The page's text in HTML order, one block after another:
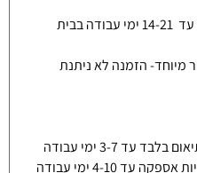
* ארונות אמבטיה בייצור- אספקה עד 14-21 ימי עבודה בבית
מיוחד- הזמנה לא ניתנת
עד 3-7 ימי עבודה
* שליח עד הבית ע"י חברת שליחויות אספקה עד 4-10 ימי עבודה